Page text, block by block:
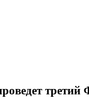
проведет